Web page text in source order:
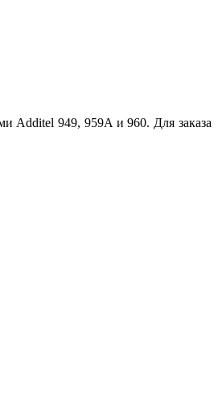
Additel 949, 959A и 960. Для заказа